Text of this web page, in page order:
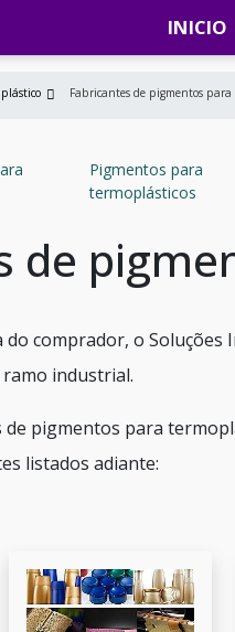
INICIO
Fabricantes de pigmentos para
Pigmentos para
termoplásticos
de
do comprador, o
industrial.
de pigmentos para
listados adiante: